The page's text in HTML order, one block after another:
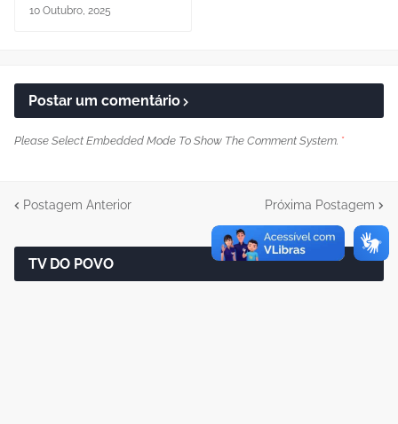
10 Outubro, 2025
Postar um comentário
Please Select Embedded Mode To Show The Comment System. *
Postagem Anterior Próxima Postagem
TV DO POVO